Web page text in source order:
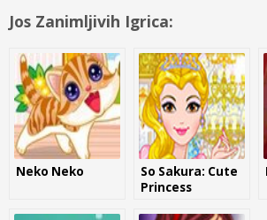
Jos Zanimljivih Igrica:
Neko Neko
So Sakura: Cute
Princess